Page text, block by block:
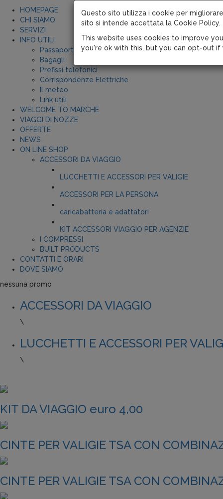
HOMEPAGE
CHI SIAMO
SERVIZI
INFO UTILI
Passaporti
Bagagli
Prefissi telefonici
Corrispondenze Elettriche
Il meteo
Link utili
WELCOME TO MARCHE
VIAGGI DI NOZZE
OFFERTE
NEWS
ON LINE SHOP
ACCESSORI DA VIAGGIO
LUCCHETTI E ACCESSORI PER VALIGIE
ACCESSORI PER LA PERSONA
caricabatteria e adattatori
KIT ACCESSORI VIAGGIO PER AGENZIE
I COMPRESSI
BUILT PRODUCTS
CONTATTI E ORARI
DOVE SIAMO
nessuna promo
ACCESSORI DA VIAGGIO
\
LUCCHETTI E ACCESSORI PER
\
KIT DA VIAGGIO euro 4,00
CINTE PER VALIGIE TSA CON
CINTE PER VALIGIE TSA CON
Questo sito utilizza i cookie per
sito si intende accettata la Cookie Policy.
This website uses cookies to improve
you're ok with this, but you can opt-out if